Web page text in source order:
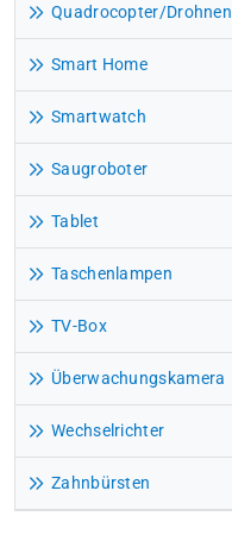
Quadrocopter/Drohnen
Smart Home
Smartwatch
Saugroboter
Tablet
Taschenlampen
TV-Box
Überwachungskamera
Wechselrichter
Zahnbürsten